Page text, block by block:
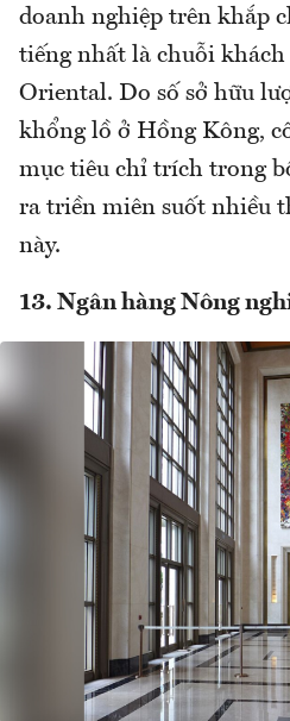
doanh nghiệp trên khắp
tiếng nhất là chuỗi
Oriental. Do số sở hữu
khổng lồ ở Hồng Kông,
mục tiêu chỉ trích trong
ra triền miên suốt nhiều
này.
13. Ngân hàng Nông